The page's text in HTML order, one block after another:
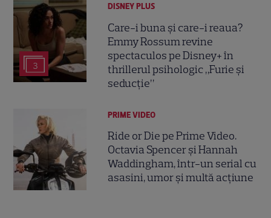
3
DISNEY PLUS
Care-i buna și care-i reaua?
Emmy Rossum revine
spectaculos pe Disney+ în
thrillerul psihologic „Furie și
seducție”
PRIME VIDEO
Ride or Die pe Prime Video.
Octavia Spencer și Hannah
Waddingham, într-un serial cu
asasini, umor și multă acțiune